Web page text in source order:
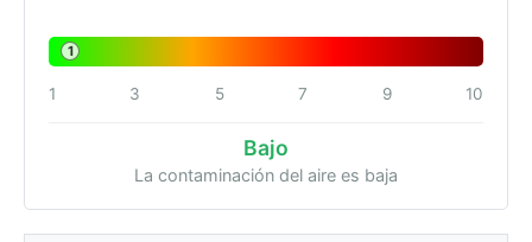
1
1 3 5 7 9 10
Bajo
La contaminación del aire es baja